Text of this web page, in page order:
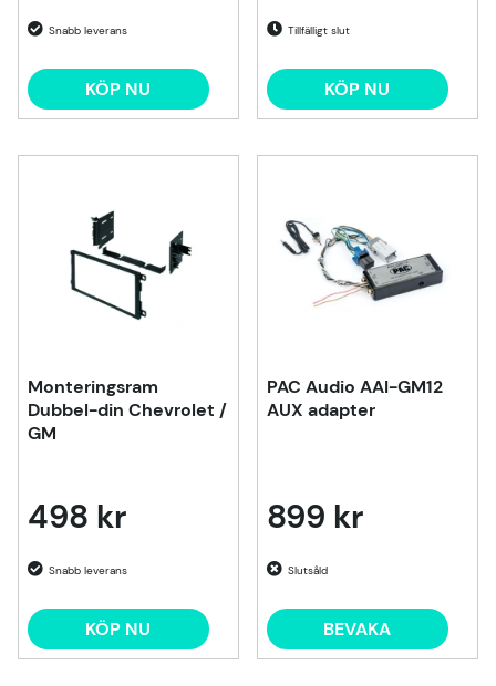
KÖP NU
Tillfälligt slut
KÖP NU
Monteringsram
Dubbel-din Chevrolet /
GM
498 kr
KÖP NU
PAC Audio AAI-GM12
AUX adapter
899 kr
Slutsåld
BEVAKA